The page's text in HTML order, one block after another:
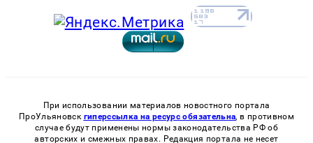
При использовании материалов новостного портала
ПроУльяновск гиперссылка на ресурс обязательна, в противном
случае будут применены нормы законодательства РФ об
авторских и смежных правах. Редакция портала не несет